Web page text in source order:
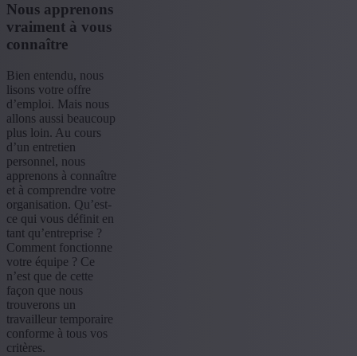
Nous apprenons
vraiment à vous
connaître
Bien entendu, nous
lisons votre offre
d’emploi. Mais nous
allons aussi beaucoup
plus loin. Au cours
d’un entretien
personnel, nous
apprenons à connaître
et à comprendre votre
organisation. Qu’est-
ce qui vous définit en
tant qu’entreprise ?
Comment fonctionne
votre équipe ? Ce
n’est que de cette
façon que nous
trouverons un
travailleur temporaire
conforme à tous vos
critères.